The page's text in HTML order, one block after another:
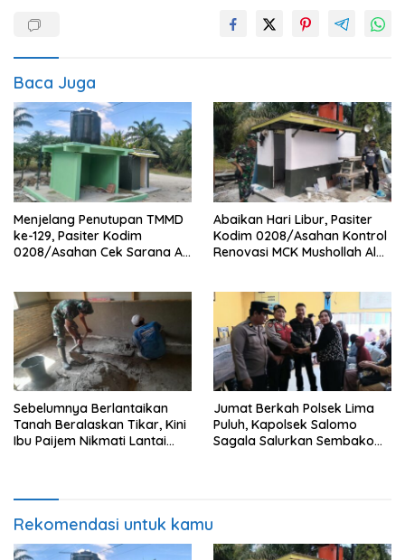
Baca Juga
Menjelang Penutupan TMMD
ke-129, Pasiter Kodim
0208/Asahan Cek Sarana Air
Abaikan Hari Libur, Pasiter
Kodim 0208/Asahan Kontrol
Renovasi MCK Mushollah Al
Sebelumnya Berlantaikan
Tanah Beralaskan Tikar, Kini
Ibu Paijem Nikmati Lantai
Jumat Berkah Polsek Lima
Puluh, Kapolsek Salomo
Sagala Salurkan Sembako
Rekomendasi untuk kamu